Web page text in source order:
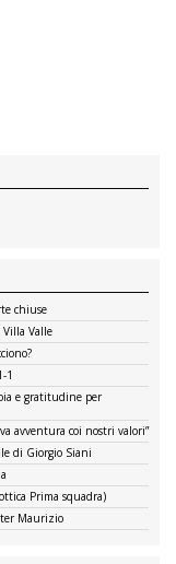
chiuse
Villa Valle
1
e gratitudine per
avventura coi nostri valori”
di Giorgio Siani
Prima squadra)
Maurizio